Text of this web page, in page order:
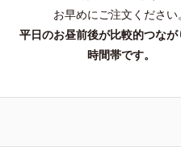
お早めにご注文ください。
平日のお昼前後が比較的つなが
時間帯です。